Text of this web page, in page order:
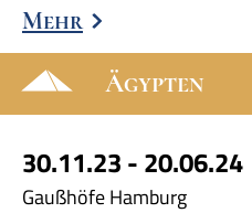
Mehr
Ägypten
30.11.23 - 20.06.24
Gaußhöfe Hamburg